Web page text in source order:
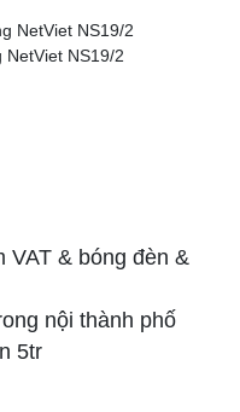
NS19/2
VAT & bóng đèn &
nội thành phố
5tr